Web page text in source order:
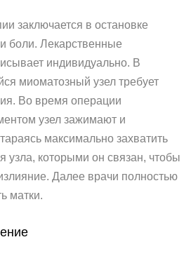
заключается в остановке
боли. Лекарственные
индивидуально. В
миоматозный узел требует
Во время операции
узел зажимают и
максимально захватить
узла, которыми он связан, чтобы
Далее врачи полностью
матки.